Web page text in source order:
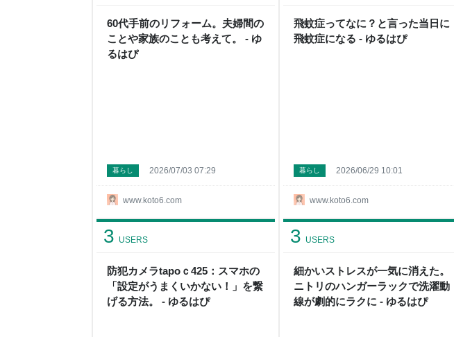
60代手前のリフォーム。夫婦間の
ことや家族のことも考えて。 - ゆ
るはぴ
www.koto6.com
暮らし 2026/07/03 07:29
飛蚊症ってなに？と言った当日に
飛蚊症になる - ゆるはぴ
www.koto6.com
暮らし 2026/06/29 10:01
防犯カメラtapoｃ425：スマホの
「設定がうまくいかない！」を繋
げる方法。 - ゆるはぴ
3 USERS
細かいストレスが一気に消えた。
ニトリのハンガーラックで洗濯動
線が劇的にラクに - ゆるはぴ
3 USERS